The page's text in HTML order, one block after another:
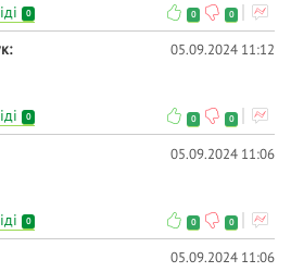
0 0 0
05.09.2024 11:12
0 0 0
05.09.2024 11:06
0 0 0
05.09.2024 11:06